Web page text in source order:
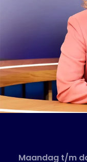
Maandag t/m